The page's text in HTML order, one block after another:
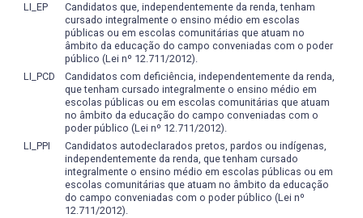
LI_EP
Candidatos que, independentemente da renda, tenham
cursado integralmente o ensino médio em escolas
públicas ou em escolas comunitárias que atuam no
âmbito da educação do campo conveniadas com o poder
público (Lei nº 12.711/2012).
LI_PCD
Candidatos com deficiência, independentemente da renda,
que tenham cursado integralmente o ensino médio em
escolas públicas ou em escolas comunitárias que atuam
no âmbito da educação do campo conveniadas com o
poder público (Lei nº 12.711/2012).
LI_PPI
Candidatos autodeclarados pretos, pardos ou indígenas,
independentemente da renda, que tenham cursado
integralmente o ensino médio em escolas públicas ou em
escolas comunitárias que atuam no âmbito da educação
do campo conveniadas com o poder público (Lei nº
12.711/2012).